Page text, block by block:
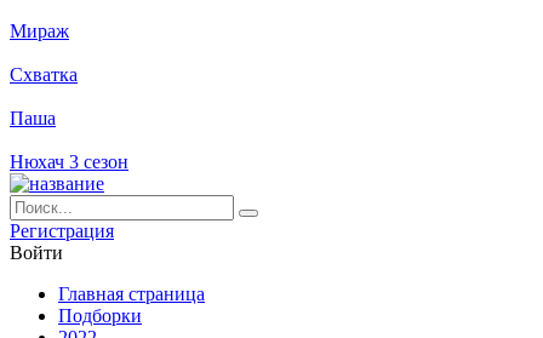
Мираж
Схватка
Паша
Нюхач 3 сезон
Ре­ги­ст­ра­ция
Вой­ти
Глав­ная стра­ни­ца
Подборки